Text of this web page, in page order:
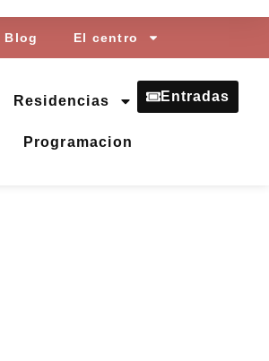
Blog El centro
Residencias
Programacion
Entradas